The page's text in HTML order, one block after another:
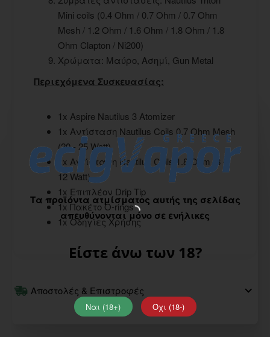
Τα προϊόντα ατμίσματος αυτής της σελίδας
απευθύνονται μόνο σε ενήλικες
Είστε άνω των 18?
Ναι (18+) Όχι (18-)
Mini coils (0.4 Ohm / 0.7 Ohm / 0.7 Ohm
Mesh / 1.2 Ohm / 1.6 Ohm / 1.8 Ohm / 1.8
Ohm Clapton / Ni200)
Χρώματα: Μαύρο, Ασημί, Gun Metal
Περιεχόμενα Συσκευασίας:
1x Aspire Nautilus 3 Atomizer
1x Αντίσταση Nautilus Coils 0.7 Ohm Mesh
(20 - 25 Watt)
1x Αντίσταση Nautilus Coils 1.8 Ohm (8 -
12 Watt)
1x Επιπλέον Drip Tip
1x Πακέτο O-rings
1x Οδηγίες Χρήσης
Αποστολές & Επιστροφές